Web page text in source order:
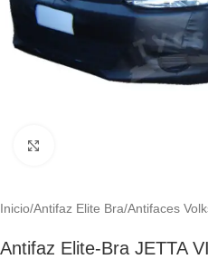
Inicio/Antifaz Elite Bra/Antifaces
Antifaz Elite-Bra JETTA